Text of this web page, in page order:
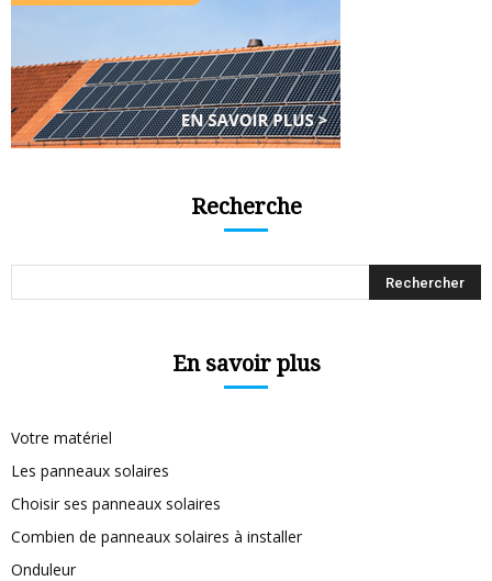
Recherche
En savoir plus
Votre matériel
Les panneaux solaires
Choisir ses panneaux solaires
Combien de panneaux solaires à installer
Onduleur